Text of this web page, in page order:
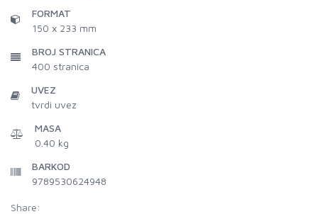
FORMAT
150 x 233 mm
BROJ STRANICA
400 stranica
UVEZ
tvrdi uvez
MASA
0.40 kg
BARKOD
9789530624948
Share: